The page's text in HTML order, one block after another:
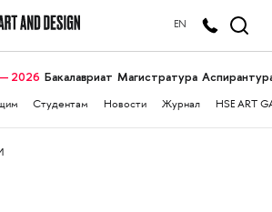
EN
2026 Бакалавриат Магистратура
Студентам Новости Журнал HSE ART